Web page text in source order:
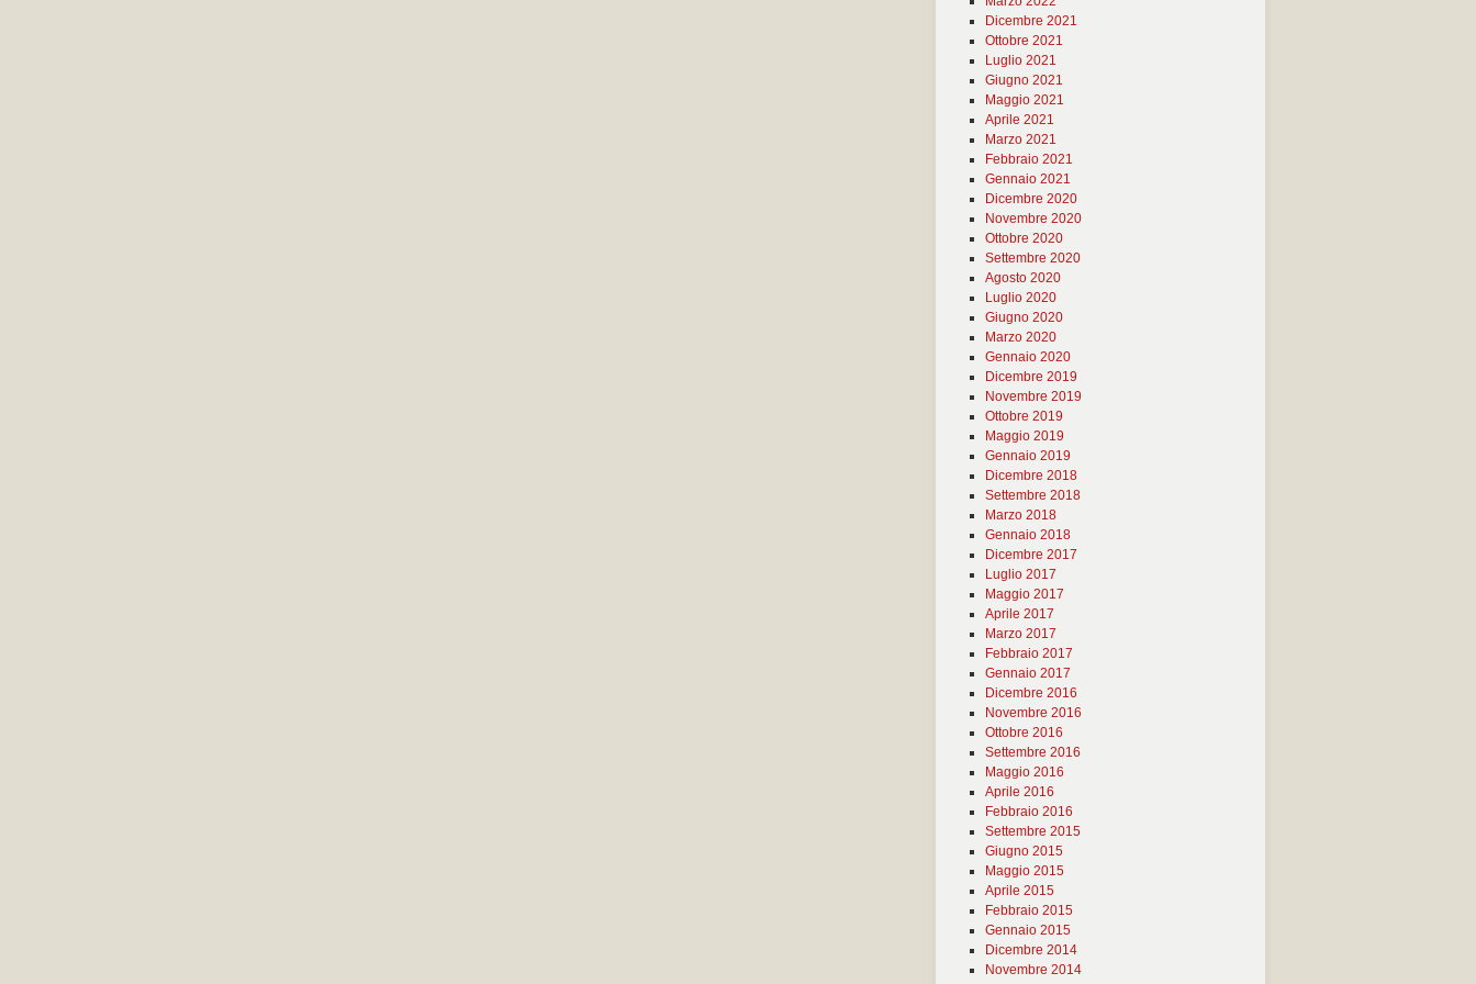
Dicembre 2021
Ottobre 2021
Luglio 2021
Giugno 2021
Maggio 2021
Aprile 2021
Marzo 2021
Febbraio 2021
Gennaio 2021
Dicembre 2020
Novembre 2020
Ottobre 2020
Settembre 2020
Agosto 2020
Luglio 2020
Giugno 2020
Marzo 2020
Gennaio 2020
Dicembre 2019
Novembre 2019
Ottobre 2019
Maggio 2019
Gennaio 2019
Dicembre 2018
Settembre 2018
Marzo 2018
Gennaio 2018
Dicembre 2017
Luglio 2017
Maggio 2017
Aprile 2017
Marzo 2017
Febbraio 2017
Gennaio 2017
Dicembre 2016
Novembre 2016
Ottobre 2016
Settembre 2016
Maggio 2016
Aprile 2016
Febbraio 2016
Settembre 2015
Giugno 2015
Maggio 2015
Aprile 2015
Febbraio 2015
Gennaio 2015
Dicembre 2014
Novembre 2014